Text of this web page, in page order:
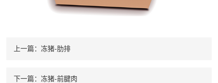
上一篇：冻猪-肋排
下一篇：冻猪-前腱肉